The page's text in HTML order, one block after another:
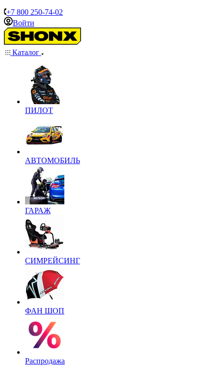
+7 800 250-74-02
Войти
Каталог
ПИЛОТ
АВТОМОБИЛЬ
ГАРАЖ
СИМРЕЙСИНГ
ФАН ШОП
Распродажа